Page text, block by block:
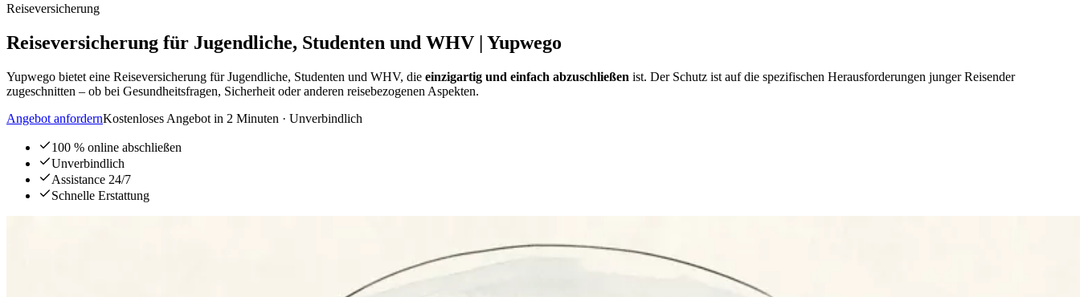
Reiseversicherung
Reiseversicherung für Jugendliche, Studenten und WHV | Yupwego
Yupwego bietet eine Reiseversicherung für Jugendliche, Studenten und WHV, die einzigartig und einfach abzuschließen ist. Der Schutz ist auf die spezifischen Herausforderungen junger Reisender
zugeschnitten – ob bei Gesundheitsfragen, Sicherheit oder anderen reisebezogenen Aspekten.
Angebot anfordernKostenloses Angebot in 2 Minuten · Unverbindlich
100 % online abschließen
Unverbindlich
Assistance 24/7
Schnelle Erstattung